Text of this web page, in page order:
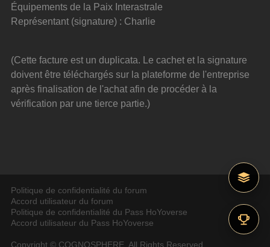
Équipements de la Paix Interastrale
Représentant (signature) : Charlie
(Cette facture est un duplicata. Le cachet et la signature
doivent être téléchargés sur la plateforme de l'entreprise
après finalisation de l'achat afin de procéder à la
vérification par une tierce partie.)
Politique de confidentialité du forum
Accord utilisateur du forum
Politique de confidentialité du Pass HoYoverse
Accord utilisateur du Pass HoYoverse
Copyright © COGNOSPHERE. All Rights Reserved.